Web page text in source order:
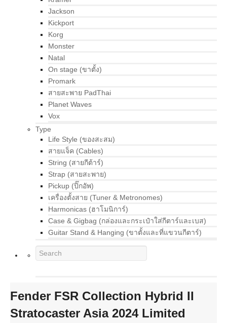
Jackson
Kickport
Korg
Monster
Natal
On stage (ขาตั้ง)
Promark
สายสะพาย PadThai
Planet Waves
Vox
Type
Life Style (ของสะสม)
สายแจ็ค (Cables)
String (สายกีต้าร์)
Strap (สายสะพาย)
Pickup (ปิ๊กอัพ)
เครื่องตั้งสาย (Tuner & Metronomes)
Harmonicas (ฮาโมนิการ์)
Case & Gigbag (กล่องและกระเป๋าใส่กีตาร์และเบส)
Guitar Stand & Hanging (ขาตั้งและที่แขวนกีตาร์)
Fender FSR Collection Hybrid II
Stratocaster Asia 2024 Limited